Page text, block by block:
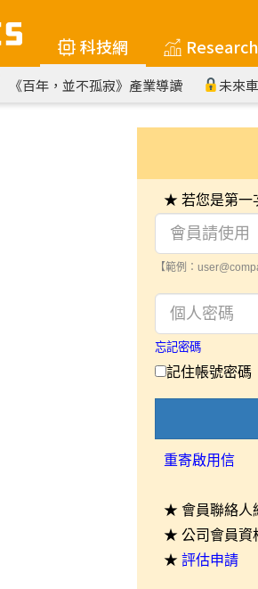
科技網 Research
《百年，並不孤寂》產業導讀 未來
★ 若您是第一
【範例：
忘記密碼
記住帳號密碼
重寄啟用信
★ 會員聯絡人
★ 公司會員資
★ 評估申請